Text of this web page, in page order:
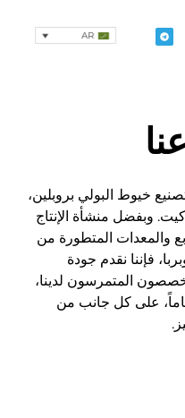
AR
خيوط البولي بروبلين،
وبفضل منشأة الإنتاج
25,000 متر مربع والمعدات المتطورة من
فإننا نقدم جودة
المتمرسون لدينا،
يتمتعون بخبرة تزيد عن 20 عاماً، على كل جانب من